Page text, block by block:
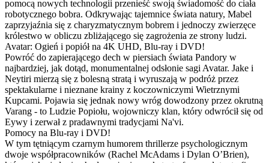
pomocą nowych technologii przenieść swoją świadomość do ciała
robotycznego bobra. Odkrywając tajemnice świata natury, Mabel
zaprzyjaźnia się z charyzmatycznym bobrem i jednoczy zwierzęce
królestwo w obliczu zbliżającego się zagrożenia ze strony ludzi.
Avatar: Ogień i popiół na 4K UHD, Blu-ray i DVD!
Powróć do zapierającego dech w piersiach świata Pandory w
najbardziej, jak dotąd, monumentalnej odsłonie sagi Avatar. Jake i
Neytiri mierzą się z bolesną stratą i wyruszają w podróż przez
spektakularne i nieznane krainy z koczowniczymi Wietrznymi
Kupcami. Pojawia się jednak nowy wróg dowodzony przez okrutną
Varang - to Ludzie Popiołu, wojowniczy klan, który odwrócił się od
Eywy i zerwał z pradawnymi tradycjami Na'vi.
Pomocy na Blu-ray i DVD!
W tym tętniącym czarnym humorem thrillerze psychologicznym
dwoje współpracowników (Rachel McAdams i Dylan O’Brien),